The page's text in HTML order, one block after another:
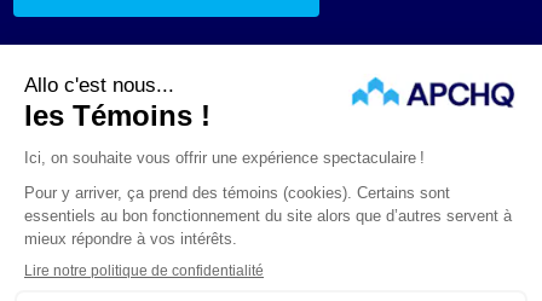
ABONNEZ-VOUS À L’INFOLETTRE
Suivez-nous